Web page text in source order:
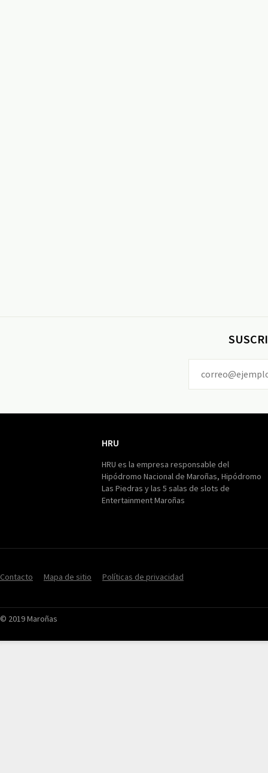
HRU
HRU es la empresa responsable del
Hipódromo Nacional de Maroñas, Hipódromo
Las Piedras y las 5 salas de slots de
Entertainment Maroñas
Contacto Mapa de sitio Políticas de privacidad
© 2019 Maroñas